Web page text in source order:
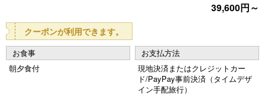
s
39,600円～
クーポンが利用できます。
お食事
朝夕食付
お支払方法
現地決済またはクレジットカー
ド/PayPay事前決済（タイムデザ
イン手配旅行）